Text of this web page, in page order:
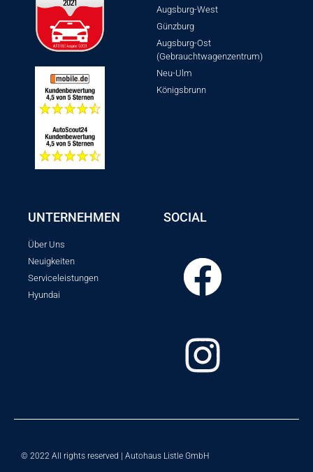
Augsburg-West
Günzburg
Augsburg-Ost
(Gebrauchtwagenzentrum)
Neu-Ulm
Königsbrunn
UNTERNEHMEN
Über Uns
Neuigkeiten
Serviceleistungen
Hyundai
SOCIAL
© 2022 All rights reserved | Autohaus Listle GmbH